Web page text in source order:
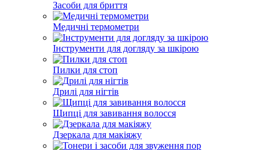
Засоби для бриття
Медичні термометри
Інструменти для догляду за шкірою
Пилки для стоп
Дрилі для нігтів
Щипці для завивання волосся
Дзеркала для макіяжу